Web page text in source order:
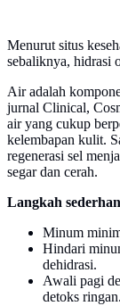
Menurut situs
sebaliknya, hidrasi
Air adalah
jurnal Clinical,
air yang cukup
kelembapan kulit.
regenerasi sel
segar dan cerah.
Langkah
Minum
Hindari
dehidrasi.
Awali pagi
detoks ringan.